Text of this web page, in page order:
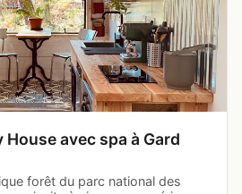
avec spa à Gard
forêt du parc national des